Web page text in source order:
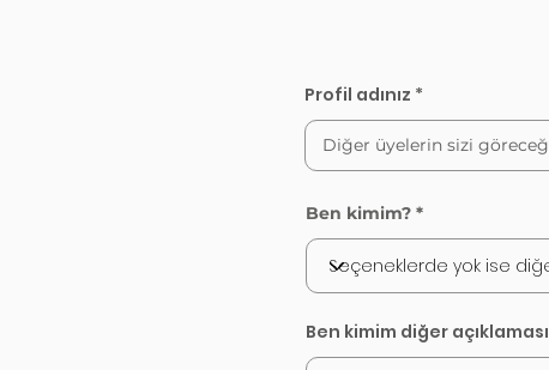
Profil adınız
Ben kimim?
Ben kimim diğer açıklaması